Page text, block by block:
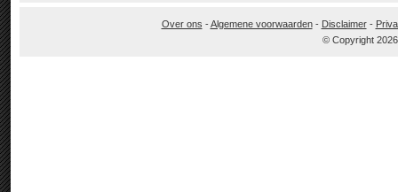
Over ons -Algemene voorwaarden- Disclaimer-
© Copyright